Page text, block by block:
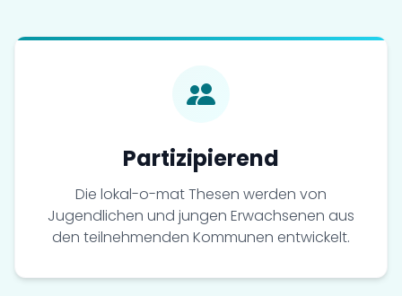
Entwickelt wurde der lokal-o-mat NRW
politische Bildung Nordrhein-Westfalen:
ImArchivfindest du alle Versionen des
lokal-o-mat zum Nachspielen.
Partizipierend
Die lokal-o-mat Thesen werden von
Jugendlichen und jungen Erwachsenen aus
den teilnehmenden Kommunen entwickelt.